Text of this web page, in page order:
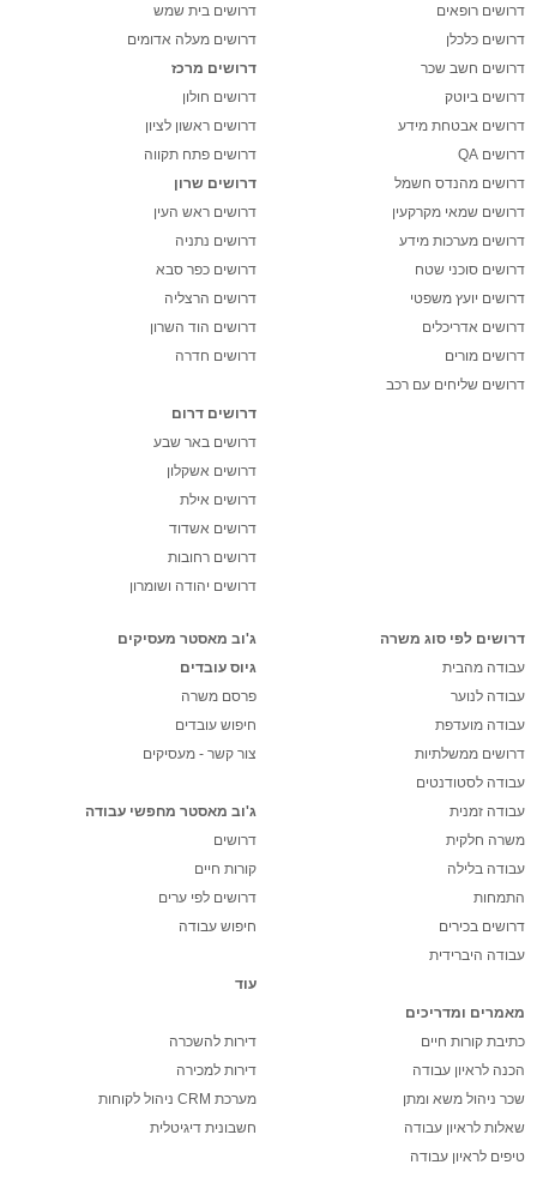
דרושים רופאים
דרושים כלכלן
דרושים חשב שכר
דרושים ביוטק
דרושים אבטחת מידע
דרושים QA
דרושים מהנדס חשמל
דרושים שמאי מקרקעין
דרושים מערכות מידע
דרושים סוכני שטח
דרושים יועץ משפטי
דרושים אדריכלים
דרושים מורים
דרושים שליחים עם רכב
דרושים בית שמש
דרושים מעלה אדומים
דרושים מרכז
דרושים חולון
דרושים ראשון לציון
דרושים פתח תקווה
דרושים שרון
דרושים ראש העין
דרושים נתניה
דרושים כפר סבא
דרושים הרצליה
דרושים הוד השרון
דרושים חדרה
דרושים דרום
דרושים באר שבע
דרושים אשקלון
דרושים אילת
דרושים אשדוד
דרושים רחובות
דרושים יהודה ושומרון
דרושים לפי סוג משרה
עבודה מהבית
עבודה לנוער
עבודה מועדפת
דרושים ממשלתיות
עבודה לסטודנטים
עבודה זמנית
משרה חלקית
עבודה בלילה
התמחות
דרושים בכירים
עבודה היברידית
מאמרים ומדריכים
כתיבת קורות חיים
הכנה לראיון עבודה
שכר ניהול משא ומתן
שאלות לראיון עבודה
טיפים לראיון עבודה
ג'וב מאסטר מעסיקים
גיוס עובדים
פרסם משרה
חיפוש עובדים
צור קשר - מעסיקים
ג'וב מאסטר מחפשי עבודה
דרושים
קורות חיים
דרושים לפי ערים
חיפוש עבודה
עוד
דירות להשכרה
דירות למכירה
מערכת CRM ניהול לקוחות
חשבונית דיגיטלית